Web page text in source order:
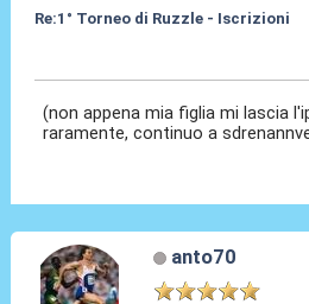
Re:1° Torneo di Ruzzle - Iscrizioni
(non appena mia figlia mi lascia
raramente, continuo a
anto70